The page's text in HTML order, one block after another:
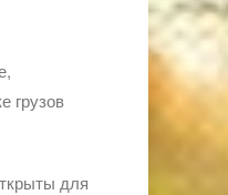
грузов
для